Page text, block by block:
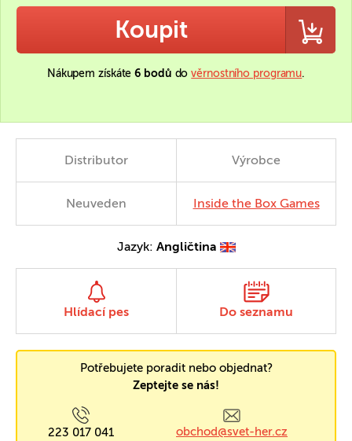
Koupit
Nákupem získáte6 bodů dověrnostního programu.
Distributor Výrobce
Neuveden Inside the Box Games
Jazyk: Angličtina
Hlídací pes Do seznamu
Potřebujete poradit nebo objednat?
Zeptejte se nás!
223 017 041 obchod@svet-her.cz